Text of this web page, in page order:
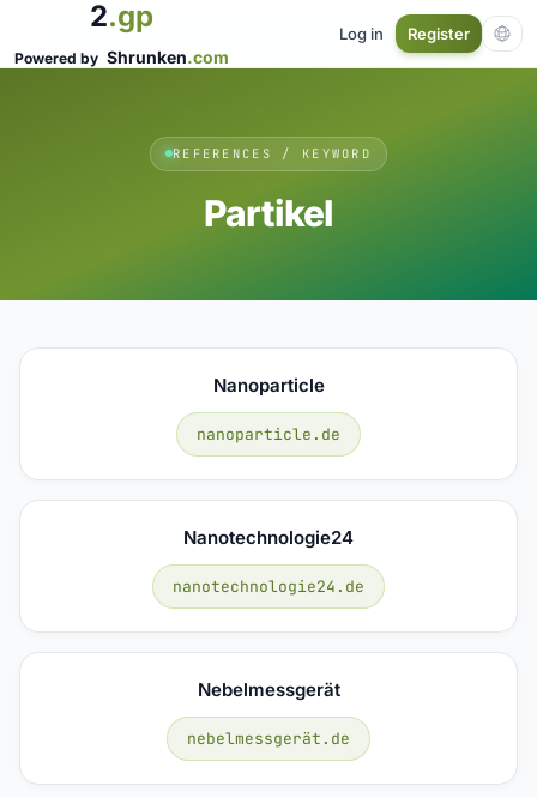
2.gp
Powered by Shrunken.com
Log in Register
REFERENCES / KEYWORD
Partikel
Nanoparticle
nanoparticle.de
Nanotechnologie24
nanotechnologie24.de
Nebelmessgerät
nebelmessgerät.de